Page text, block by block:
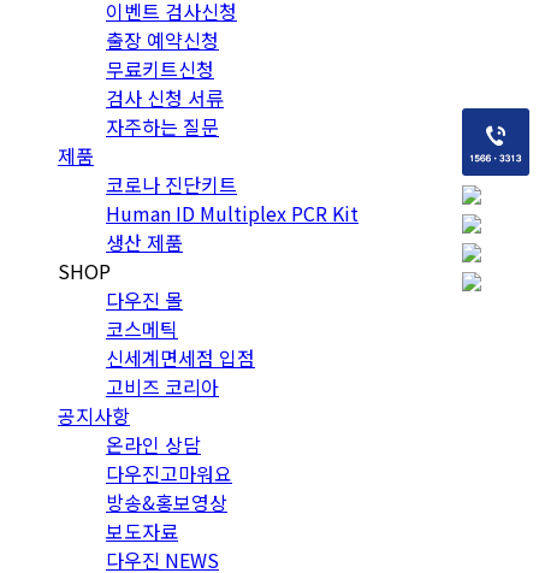
이벤트 검사신청
출장 예약신청
무료키트신청
검사 신청 서류
자주하는 질문
제품
코로나 진단키트
Human ID Multiplex PCR Kit
생산 제품
SHOP
다우진 몰
코스메틱
신세계면세점 입점
고비즈 코리아
공지사항
온라인 상담
다우진고마워요
방송&홍보영상
보도자료
다우진 NEWS